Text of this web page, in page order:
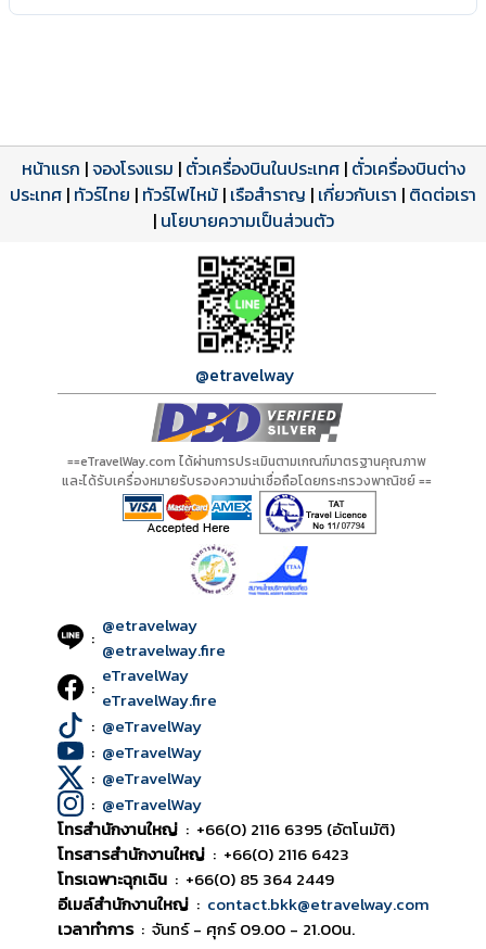
โปรแกรมทัวร์
ดาวน์โหลด PDF
รีวิวลูกค้าจริง
รีวิวจาก eTravelWay
เปิดหน้าเต็ม
ใบอนุญาตนำเที่ยว
เลขที่ 11/11450
เปิดหน้าเต็ม
หน้าแรก |จองโรงแรม | ตั๋วเครื่องบินในประเทศ| ตั๋วเครื่องบินต่าง
ประเทศ | ทัวร์ไทย | ทัวร์ไฟไหม้ | เรือสำราญ | เกี่ยวกับเรา | ติดต่อเรา
| นโยบายความเป็นส่วนตัว
@etravelway
==eTravelWay.com ได้ผ่านการประเมินตามเกณฑ์มาตรฐานคุณภาพ
และได้รับเครื่องหมายรับรองความน่าเชื่อถือโดยกระทรวงพาณิชย์ ==
: @etravelway
@etravelway.fire
: eTravelWay
eTravelWay.fire
: @eTravelWay
: @eTravelWay
: @eTravelWay
: @eTravelWay
โทรสำนักงานใหญ่ : +66(0) 2116 6395 (อัตโนมัติ)
โทรสารสำนักงานใหญ่ : +66(0) 2116 6423
โทรเฉพาะฉุกเฉิน : +66(0) 85 364 2449
อีเมล์สำนักงานใหญ่ : contact.bkk@etravelway.com
เวลาทำการ : จันทร์ - ศุกร์ 09.00 - 21.00น.